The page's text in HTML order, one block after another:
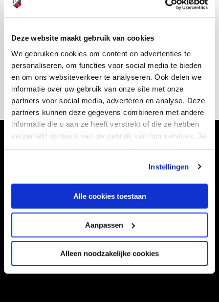
Deze website maakt gebruik van cookies
We gebruiken cookies om content en advertenties te
personaliseren, om functies voor social media te bieden
en om ons websiteverkeer te analyseren. Ook delen we
informatie over uw gebruik van onze site met onze
partners voor social media, adverteren en analyse. Deze
partners kunnen deze gegevens combineren met andere
informatie die u aan ze heeft verstrekt of die ze hebben
verzameld op basis van uw gebruik van hun services. Je
kan je toestemming beheren op de Cookiepagina.
Instellingen
Alle cookies toestaan
Aanpassen
Alleen noodzakelijke cookies
bedrijfsstrategieën en doelstellingen zullen middels een
het voor bedrijven mogelijk om een unieke teambuilding
ervaring op te doen binnen de muren van FC Utrecht.
Lees meer
Volg ons ook via
Navigeer naar
TEAMS
SUPPORTERS
FOUNDATION
KAARTVERKOOP
BUSINESS